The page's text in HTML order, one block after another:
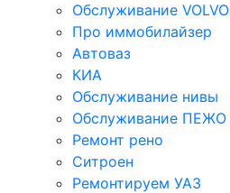
Обслуживание VOLVO
Про иммобилайзер
Автоваз
КИА
Обслуживание нивы
Обслуживание ПЕЖО
Ремонт рено
Ситроен
Ремонтируем УАЗ